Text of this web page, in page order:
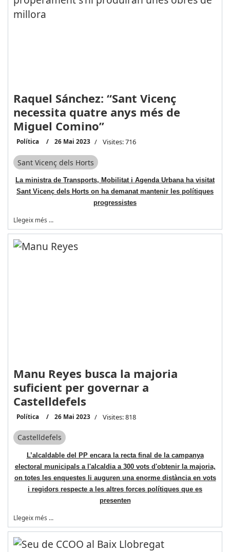
Raquel Sánchez: “Sant Vicenç
necessita quatre anys més de
Miguel Comino”
Política 26 Mai 2023 Visites: 716
Sant Vicenç dels Horts
La ministra de Transports, Mobilitat i Agenda Urbana ha visitat
Sant Vicenç dels Horts on ha demanat mantenir les polítiques
progressistes
Llegeix més …
Manu Reyes busca la majoria
suficient per governar a
Castelldefels
Política 26 Mai 2023 Visites: 818
Castelldefels
L’alcaldable del PP encara la recta final de la campanya
electoral municipals a l'alcaldia a 300 vots d'obtenir la majoria,
on totes les enquestes li auguren una enorme distància en vots
i regidors respecte a les altres forces polítiques que es
presenten
Llegeix més …